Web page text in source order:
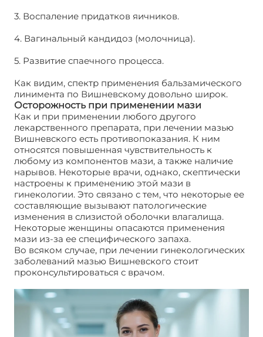
3. Воспаление придатков яичников.
4. Вагинальный кандидоз (молочница).
5. Развитие спаечного процесса.
Как видим, спектр применения бальзамического
линимента по Вишневскому довольно широк.
Осторожность при применении мази
Как и при применении любого другого
лекарственного препарата, при лечении мазью
Вишневского есть противопоказания. К ним
относятся повышенная чувствительность к
любому из компонентов мази, а также наличие
нарывов. Некоторые врачи, однако, скептически
настроены к применению этой мази в
гинекологии. Это связано с тем, что некоторые ее
составляющие вызывают патологические
изменения в слизистой оболочки влагалища.
Некоторые женщины опасаются применения
мази из-за ее специфического запаха.
Во всяком случае, при лечении гинекологических
заболеваний мазью Вишневского стоит
проконсультироваться с врачом.